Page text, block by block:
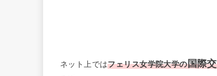
ネット上ではフェリス女学院大学の国際